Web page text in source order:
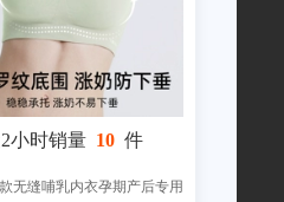
小时销量 10 件
无缝哺乳内衣孕期产后专用